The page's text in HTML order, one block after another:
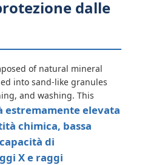
dalle
of natural mineral
into sand-like granules
and washing. This
estremamente elevata
chimica, bassa
di
X e raggi